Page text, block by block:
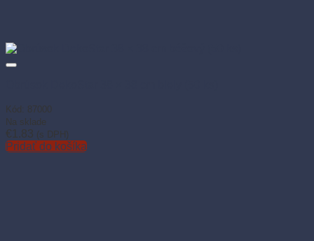
Kód: 87000
Na sklade
€1.83 (s DPH)
Pridať do košíka